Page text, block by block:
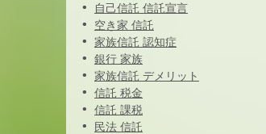
自己信託 信託宣言
空き家 信託
家族信託 認知症
銀行 家族
家族信託 デメリット
信託 税金
信託 課税
民法 信託